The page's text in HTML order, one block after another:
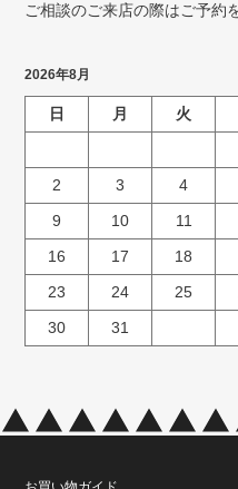
ご相談のご来店の際はご予約
2026年8月
日 月 火
2
3 4
9
10 11
16
17 18
23
24 25
30
31